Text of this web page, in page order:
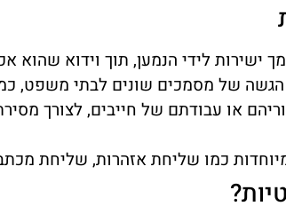
ישירות לידי הנמען, תוך וידוא שהוא
הגשה של מסמכים שונים לבתי משפט,
או עבודתם של חייבים, לצורך
כמו שליחת אזהרות, שליחת